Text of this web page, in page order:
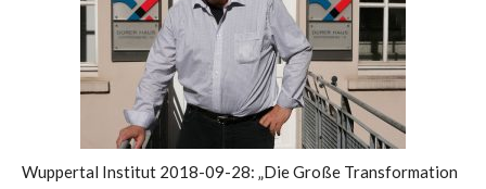
Wuppertal Institut 2018-09-28: „Die Große Transformation